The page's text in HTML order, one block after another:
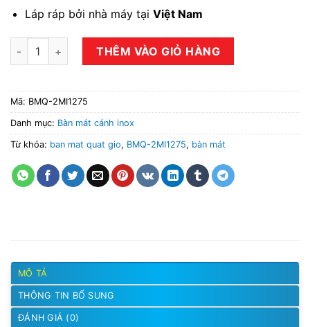
Láp ráp bởi nhà máy tại Việt Nam
Tủ bàn mát quạt gió 2 cánh BMQ-2MI1275 số lượng
THÊM VÀO GIỎ HÀNG
Mã: BMQ-2MI1275
Danh mục: Bàn mát cánh inox
Từ khóa: ban mat quat gio, BMQ-2MI1275, bàn mát
MÔ TẢ
THÔNG TIN BỔ SUNG
ĐÁNH GIÁ (0)